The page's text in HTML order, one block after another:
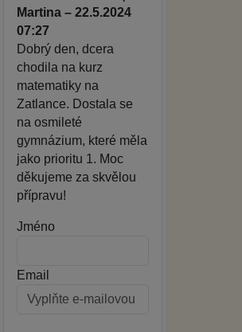
Martina – 22.5.2024
07:27
Dobrý den, dcera
chodila na kurz
matematiky na
Zatlance. Dostala se
na osmileté
gymnázium, které měla
jako prioritu 1. Moc
děkujeme za skvělou
přípravu!
Jméno
Email